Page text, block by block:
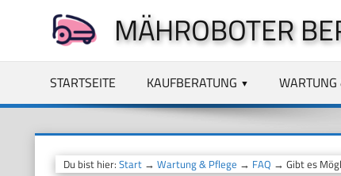
springen
MÄHROBOTER
STARTSEITE KAUFBERATUNG WARTUNG
Du bist hier: Start→ Wartung & Pflege → FAQ → Gibt es